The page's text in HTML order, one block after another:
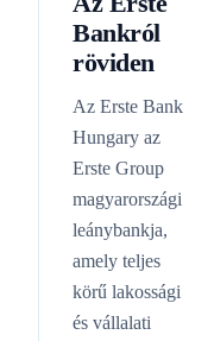
Bankról
röviden
Az Erste Bank
Hungary az
Erste Group
magyarországi
leánybankja,
amely teljes
körű lakossági
és vállalati